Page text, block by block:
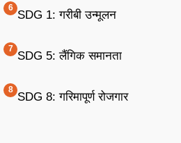
SDG 1: गरीबी उन्मूलन
SDG 5: लैंगिक समानता
SDG 8: गरिमापूर्ण रोजगार